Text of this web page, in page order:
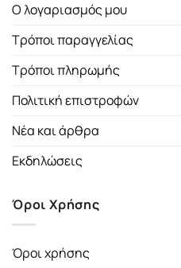
Ο λογαριασμός μου
Τρόποι παραγγελίας
Τρόποι πληρωμής
Πολιτική επιστροφών
Νέα και άρθρα
Εκδηλώσεις
Όροι Χρήσης
Όροι χρήσης